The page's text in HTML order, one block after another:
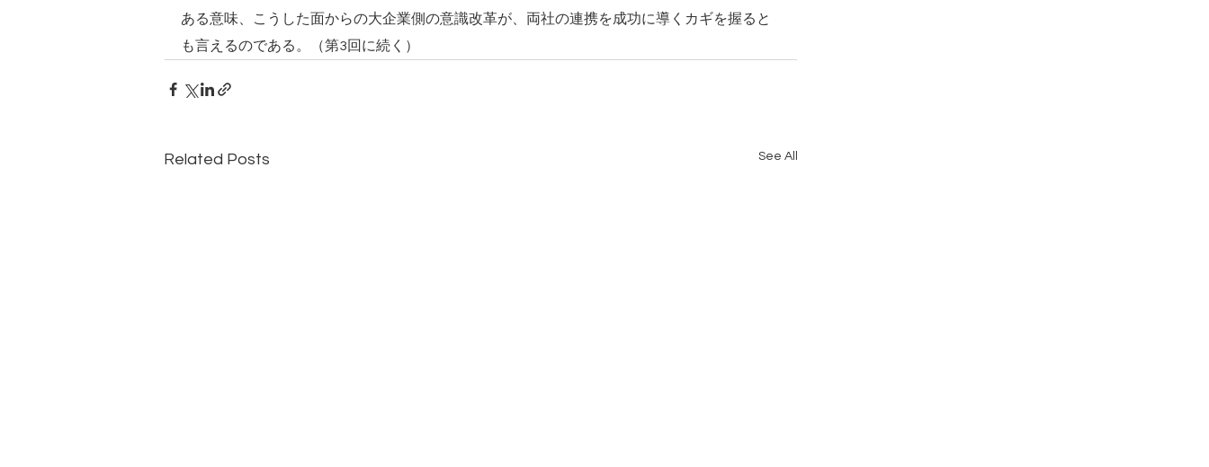
ある意味、こうした面からの大企業側の意識改革が、両社の連携を成功に導くカギを握ると
も言えるのである。（第3回に続く）
Related Posts See All